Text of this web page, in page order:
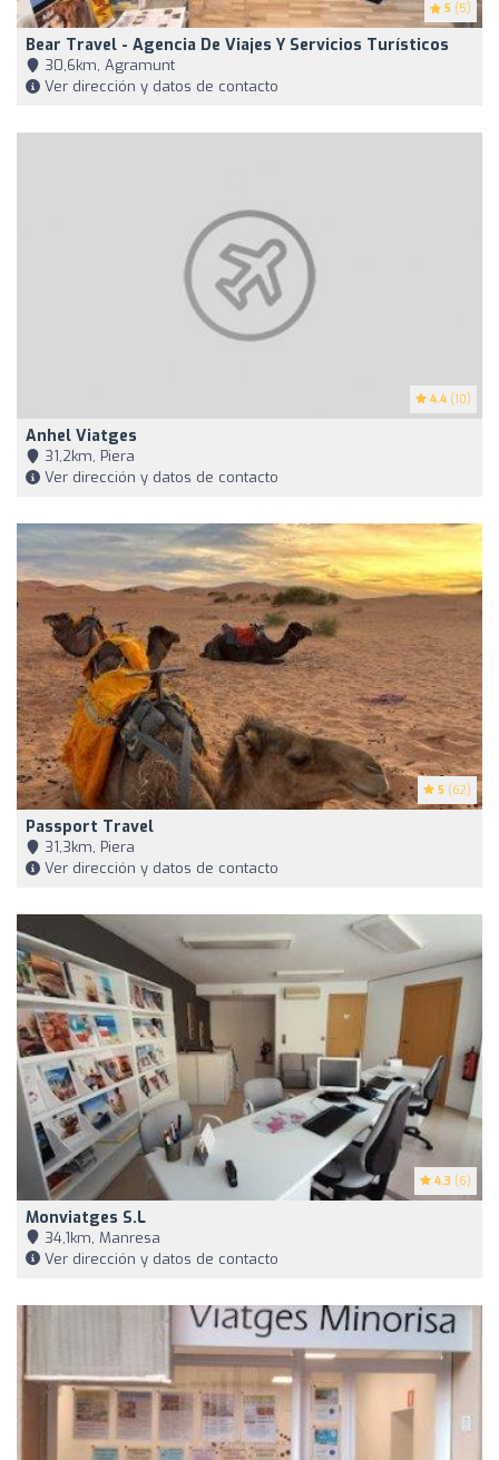
5 (5)
Bear Travel - Agencia De Viajes Y Servicios Turísticos
30,6km, Agramunt
Ver dirección y datos de contacto
4.4 (10)
Anhel Viatges
31,2km, Piera
Ver dirección y datos de contacto
5 (62)
Passport Travel
31,3km, Piera
Ver dirección y datos de contacto
4.3 (6)
Monviatges S.L
34,1km, Manresa
Ver dirección y datos de contacto